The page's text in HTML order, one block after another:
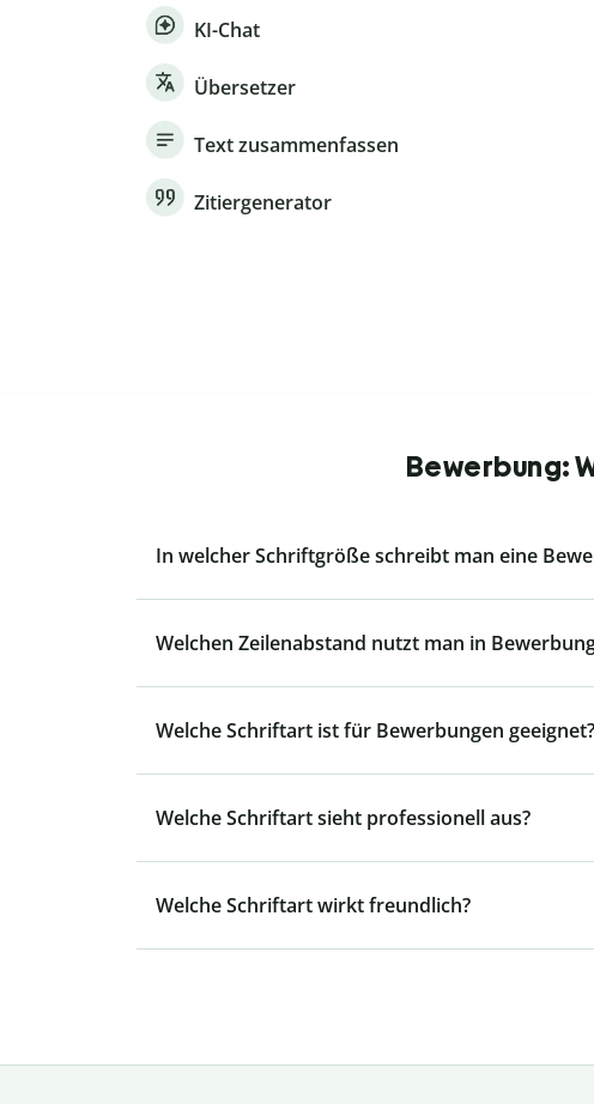
KI-Chat
Übersetzer
Text zusammenfassen
Zitiergenerator
Bewerbung:
In welcher Schriftgröße schreibt man eine
Welchen Zeilenabstand nutzt man in
Welche Schriftart ist für Bewerbungen geeignet?
Welche Schriftart sieht professionell aus?
Welche Schriftart wirkt freundlich?